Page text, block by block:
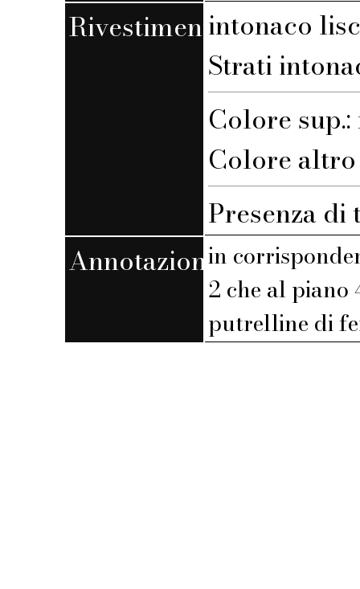
Rivestimentointonaco
Strati
Colore
Colore altro
Presenza
Annotazioniin
2 che al piano
putrelline di